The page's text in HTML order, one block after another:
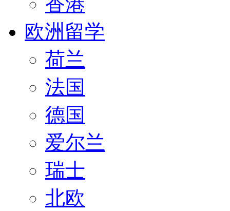
欧洲留学
荷兰
法国
德国
爱尔兰
瑞士
北欧